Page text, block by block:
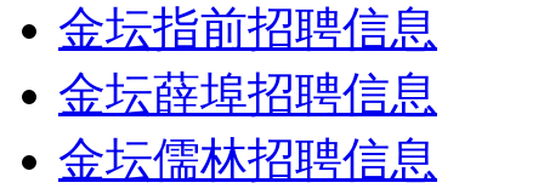
金坛指前招聘信息
金坛薛埠招聘信息
金坛儒林招聘信息